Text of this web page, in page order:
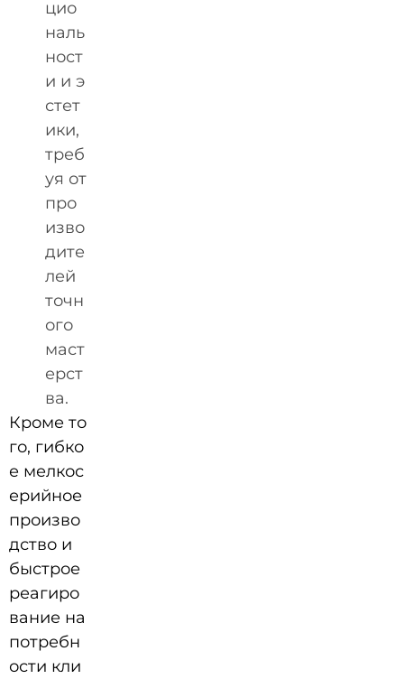
цио
наль
ност
и и э
стет
ики,
треб
уя от
про
изво
дите
лей
точн
ого
маст
ерст
ва.
Кроме то
го, гибко
е мелкос
ерийное
произво
дство и
быстрое
реагиро
вание на
потребн
ости кли